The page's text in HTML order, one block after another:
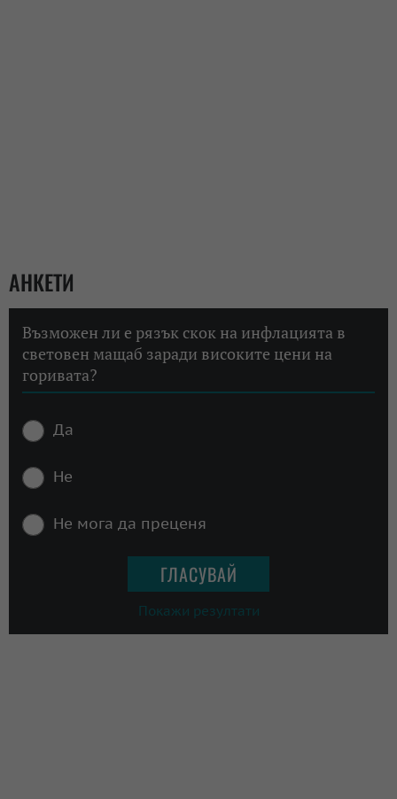
АНКЕТИ
Възможен ли е рязък скок на инфлацията в
световен мащаб заради високите цени на
горивата?
Да
Не
Не мога да преценя
Покажи резултати